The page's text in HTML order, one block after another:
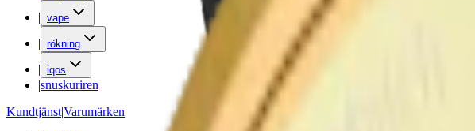
| vape
| rökning
| iqos
|snuskuriren
Kundtjänst|Varumärken